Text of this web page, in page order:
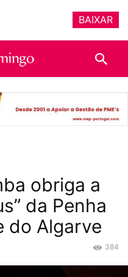
obriga a
da Penha
do Algarve
384
BAIXAR